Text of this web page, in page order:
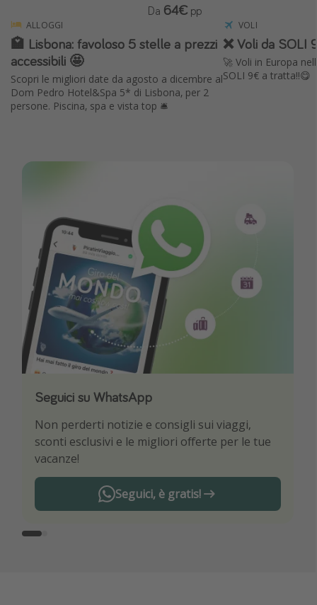
Città più visitate
ALLOGGI
🏩 Lisbona: favoloso 5 stelle a prezzi
accessibili 🤩
Scopri le migliori date da agosto a dicembre al
Dom Pedro Hotel&Spa 5* di Lisbona, per 2
persone. Piscina, spa e vista top 🛎️
Da 64€ pp
VOLI
❌ Voli da SOLI
🚀 Voli in Europa
SOLI 9€ a tratta!!😋
Seguici su WhatsApp
Non perderti notizie e consigli sui viaggi,
sconti esclusivi e le migliori offerte per le tue
vacanze!
Seguici, è gratis!
Scarica la nostra App
Sii il primo a conoscere le migliori offerte di
viaggio